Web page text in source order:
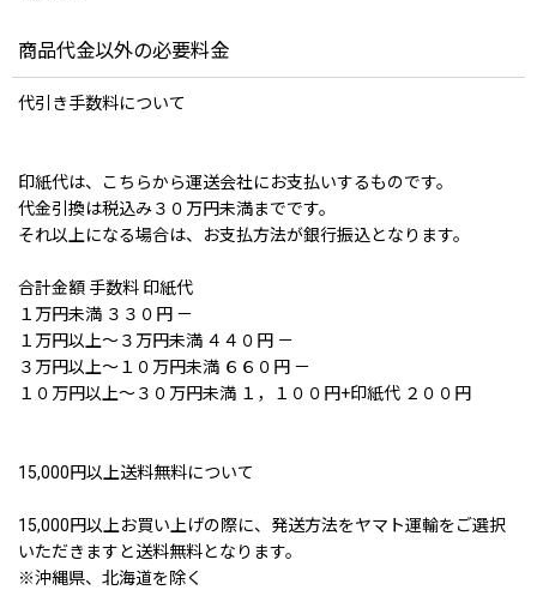
商品代金以外の必要料金
代引き手数料について
印紙代は、こちらから運送会社にお支払いするものです。
代金引換は税込み３０万円未満までです。
それ以上になる場合は、お支払方法が銀行振込となります。
合計金額 手数料 印紙代
１万円未満 ３３０円 －
１万円以上〜３万円未満 ４４０円 －
３万円以上〜１０万円未満 ６６０円 －
１０万円以上〜３０万円未満 １，１００円+印紙代 ２００円
15,000円以上送料無料について
15,000円以上お買い上げの際に、発送方法をヤマト運輸をご選択
いただきますと送料無料となります。
※沖縄県、北海道を除く